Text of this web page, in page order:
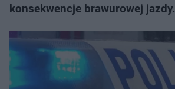
konsekwencje brawurowej jazdy.